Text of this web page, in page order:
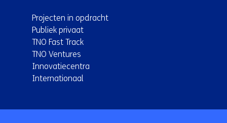
Projecten in opdracht
Publiek privaat
TNO Fast Track
TNO Ventures
Innovatiecentra
Internationaal